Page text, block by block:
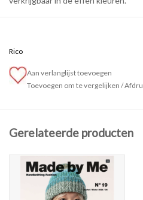
aanvoelt.
Het hoogwaardige, zachte garen
draad garant voor heerlijk knus
- Samenstelling : 63% Alpaca en
- Naalddikte: 6 mm
- Stekenverhouding : 12 st. en 20 r =
Rico
Aan verlanglijst toevoegen
Toevoegen om te vergelijken /
Gerelateerde producten